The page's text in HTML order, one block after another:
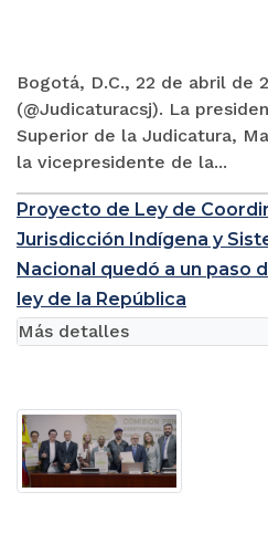
Bogotá, D.C., 22 de abril de
(@Judicaturacsj). La
Superior de la Judicatura,
la vicepresidente de la...
Proyecto de Ley de
Jurisdicción Indígena y
Nacional quedó a un paso
ley de la República
Más detalles